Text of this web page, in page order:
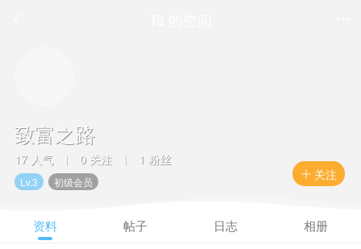
 关注
致富之路
17 人气 | 0 关注 | 1 粉丝
Lv.3 初级会员
资料 帖子 日志 相册